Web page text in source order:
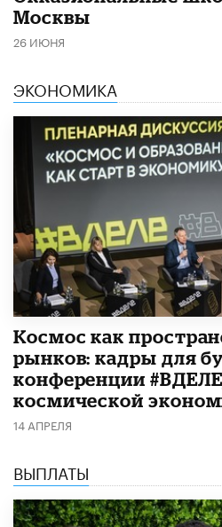
Москвы
26 ИЮНЯ
ЭКОНОМИКА
Космос как
рынков: кадры для
конференции
космической
14 АПРЕЛЯ
ВЫПЛАТЫ